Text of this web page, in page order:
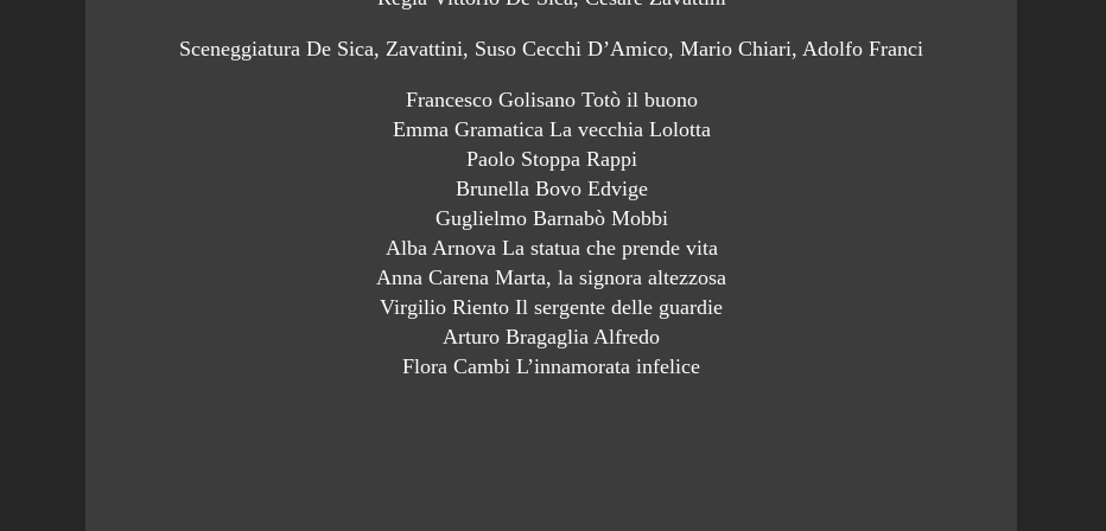
Sceneggiatura De Sica, Zavattini, Suso Cecchi D’Amico, Mario Chiari, Adolfo Franci
Francesco Golisano Totò il buono
Emma Gramatica La vecchia Lolotta
Paolo Stoppa Rappi
Brunella Bovo Edvige
Guglielmo Barnabò Mobbi
Alba Arnova La statua che prende vita
Anna Carena Marta, la signora altezzosa
Virgilio Riento Il sergente delle guardie
Arturo Bragaglia Alfredo
Flora Cambi L’innamorata infelice